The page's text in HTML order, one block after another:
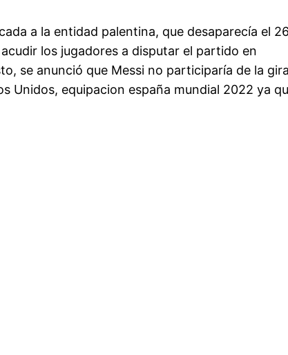
a la entidad palentina, que desaparecía el 26
los jugadores a disputar el partido en
se anunció que Messi no participaría de la gira
Unidos, equipacion españa mundial 2022 ya